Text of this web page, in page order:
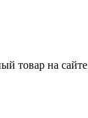
товар на сайте